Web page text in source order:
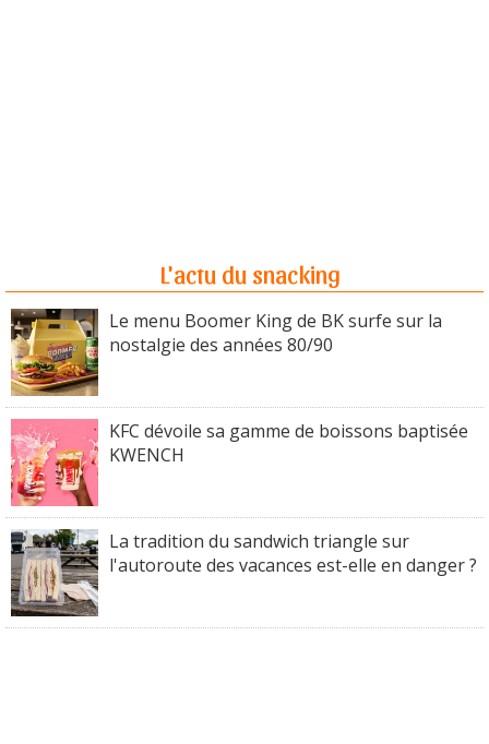
L'actu du snacking
Le menu Boomer King de BK surfe sur la
nostalgie des années 80/90
KFC dévoile sa gamme de boissons baptisée
KWENCH
La tradition du sandwich triangle sur
l'autoroute des vacances est-elle en danger ?